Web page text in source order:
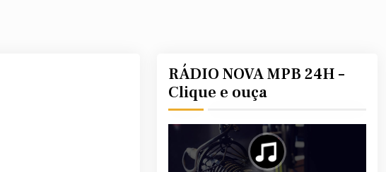
RÁDIO NOVA MPB 24H –
Clique e ouça